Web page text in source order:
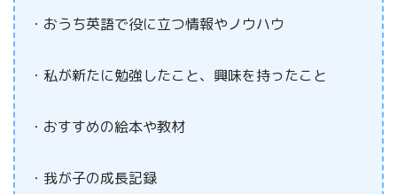
・おうち英語で役に立つ情報やノウハウ
・私が新たに勉強したこと、興味を持ったこと
・おすすめの絵本や教材
・我が子の成長記録